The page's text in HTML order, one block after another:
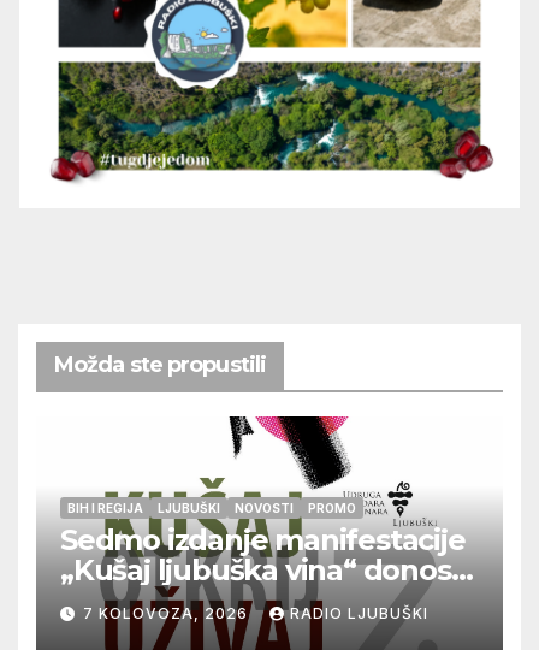
Možda ste propustili
BIH I REGIJA LJUBUŠKI NOVOSTI PROMO
Sedmo izdanje manifestacije
„Kušaj ljubuška vina“ donosi
vrhunska vina, gastronomiju i
glazbu
7 KOLOVOZA, 2026 RADIO LJUBUŠKI